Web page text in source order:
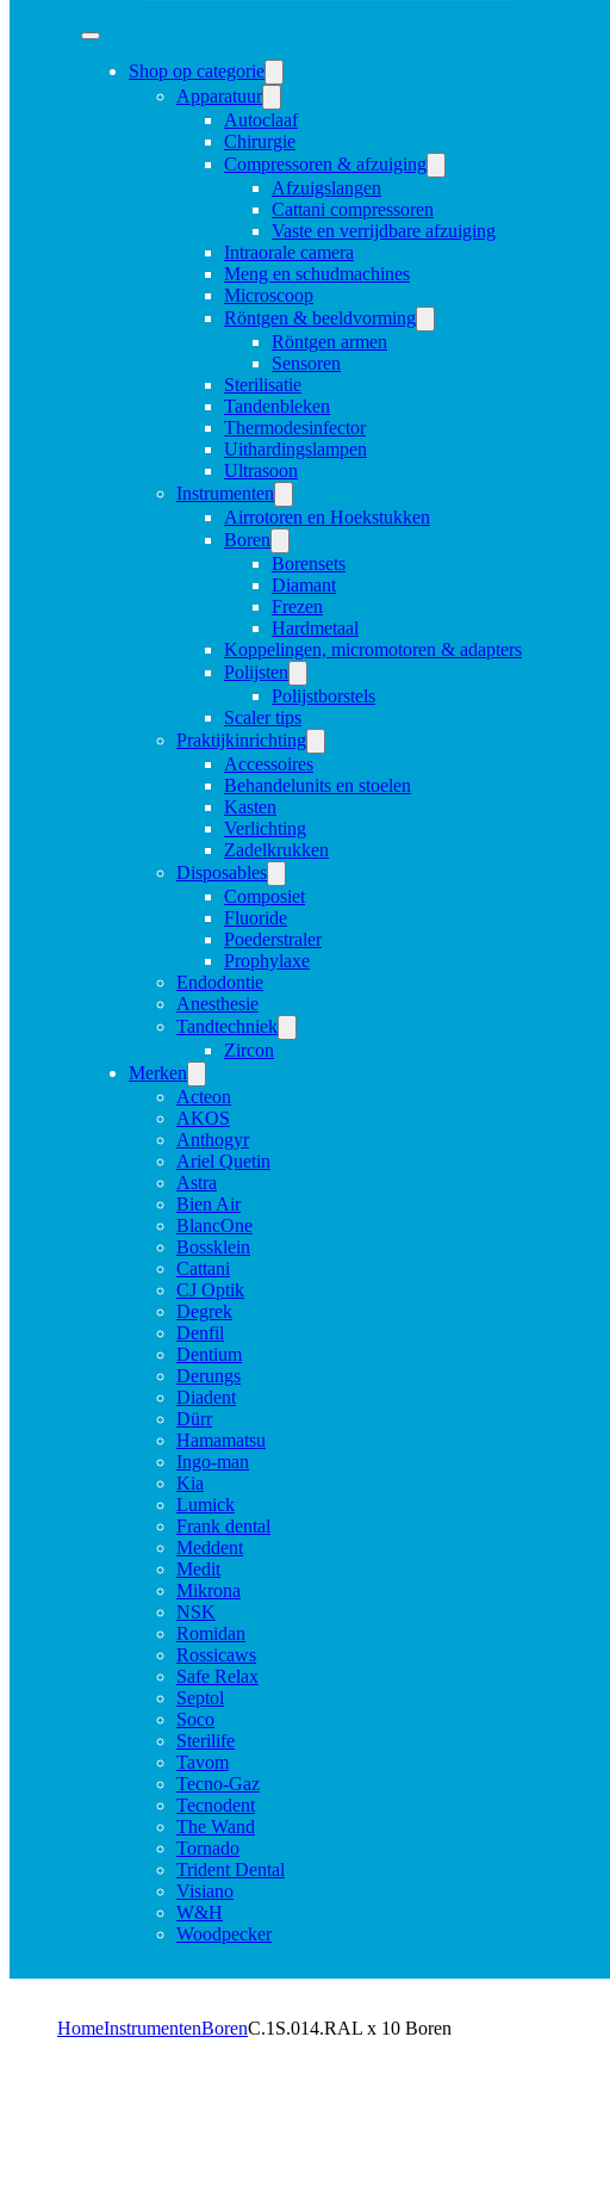
Shop op categorie
Apparatuur
Autoclaaf
Chirurgie
Compressoren & afzuiging
Afzuigslangen
Cattani compressoren
Vaste en verrijdbare afzuiging
Intraorale camera
Meng en schudmachines
Microscoop
Röntgen & beeldvorming
Röntgen armen
Sensoren
Sterilisatie
Tandenbleken
Thermodesinfector
Uithardingslampen
Ultrasoon
Instrumenten
Airrotoren en Hoekstukken
Boren
Borensets
Diamant
Frezen
Hardmetaal
Koppelingen, micromotoren & adapters
Polijsten
Polijstborstels
Scaler tips
Praktijkinrichting
Accessoires
Behandelunits en stoelen
Kasten
Verlichting
Zadelkrukken
Disposables
Composiet
Fluoride
Poederstraler
Prophylaxe
Endodontie
Anesthesie
Tandtechniek
Zircon
Merken
Acteon
AKOS
Anthogyr
Ariel Quetin
Astra
Bien Air
BlancOne
Bossklein
Cattani
CJ Optik
Degrek
Denfil
Dentium
Derungs
Diadent
Dürr
Hamamatsu
Ingo-man
Kia
Lumick
Frank dental
Meddent
Medit
Mikrona
NSK
Romidan
Rossicaws
Safe Relax
Septol
Soco
Sterilife
Tavom
Tecno-Gaz
Tecnodent
The Wand
Tornado
Trident Dental
Visiano
W&H
Woodpecker
HomeInstrumentenBorenC.1S.014.RAL x 10 Boren